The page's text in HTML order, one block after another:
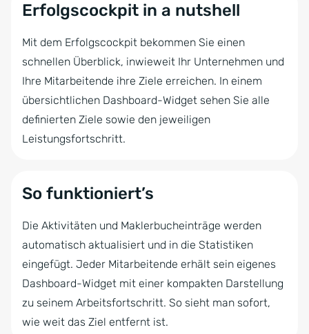
Erfolgscockpit in a nutshell
Mit dem Erfolgscockpit bekommen Sie einen
schnellen Überblick, inwieweit Ihr Unternehmen und
Ihre Mitarbeitende ihre Ziele erreichen. In einem
übersichtlichen Dashboard-Widget sehen Sie alle
definierten Ziele sowie den jeweiligen
Leistungsfortschritt.
So funktioniert’s
Die Aktivitäten und Maklerbucheinträge werden
automatisch aktualisiert und in die Statistiken
eingefügt. Jeder Mitarbeitende erhält sein eigenes
Dashboard-Widget mit einer kompakten Darstellung
zu seinem Arbeitsfortschritt. So sieht man sofort,
wie weit das Ziel entfernt ist.